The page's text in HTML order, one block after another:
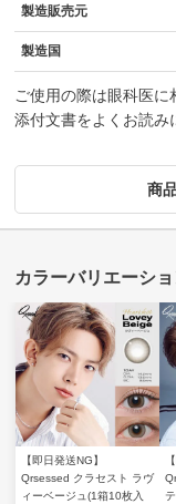
製造販売元
製造国
ご使用の際は眼科医に
添付文書をよくお読み
商
【即日発送NG】
Qrsessed クラセスト ラヴ
ィーベージュ(1箱10枚入